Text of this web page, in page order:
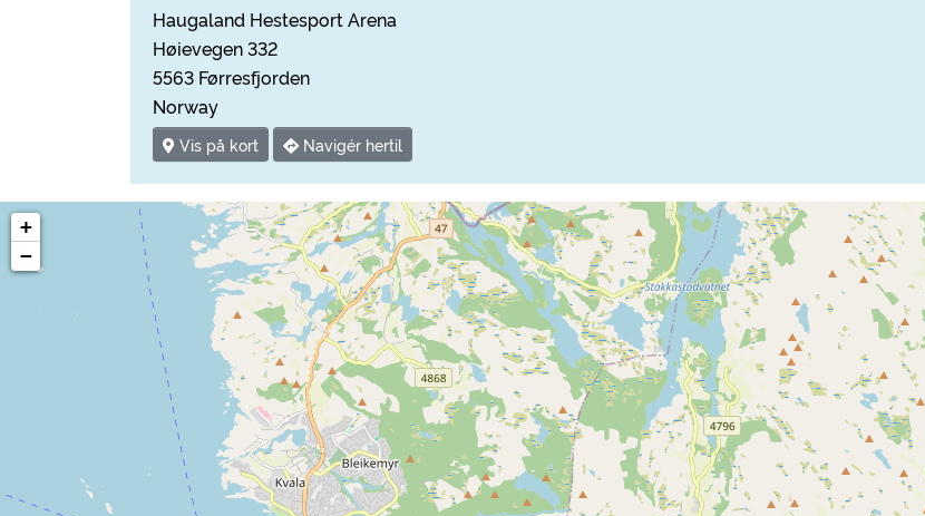
Haugaland Hestesport Arena
Høievegen 332
5563 Førresfjorden
Norway
Vis på kort Navigér hertil
+
−